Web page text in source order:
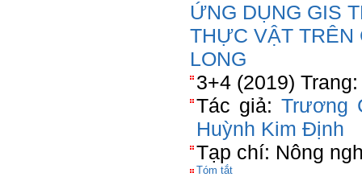
ỨNG DỤNG GIS
THỰC VẬT TRÊN
LONG
3+4 (2019)
Tác giả: Trương
Huỳnh Kim Định
Tạp chí: Nông
Tóm tắt